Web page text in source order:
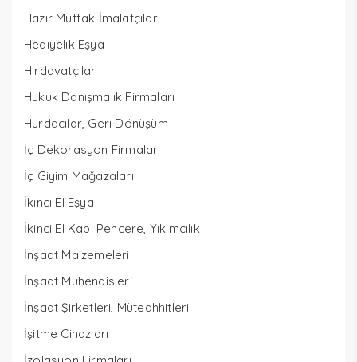
Hazır Mutfak İmalatçıları
Hediyelik Eşya
Hırdavatçılar
Hukuk Danışmalık Firmaları
Hurdacılar, Geri Dönüşüm
İç Dekorasyon Firmaları
İç Giyim Mağazaları
İkinci El Eşya
İkinci El Kapı Pencere, Yıkımcılık
İnşaat Malzemeleri
İnşaat Mühendisleri
İnşaat Şirketleri, Müteahhitleri
İşitme Cihazları